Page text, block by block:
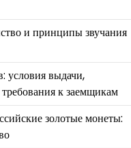
и принципы звучания
условия выдачи,
к заемщикам
золотые монеты: